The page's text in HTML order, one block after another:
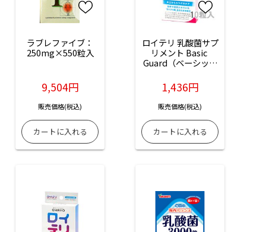
ラブレファイブ：
250mg×550粒入
9,504円
販売価格(税込)
ロイテリ 乳酸菌サプ
リメント Basic
Guard（ベーシック
1,436円
販売価格(税込)